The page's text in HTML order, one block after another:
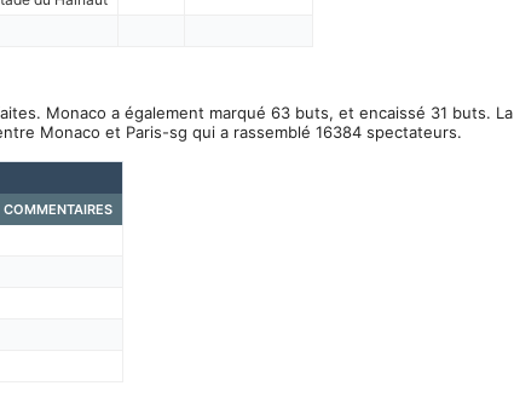
Monaco a également marqué 63 buts, et encaissé 31 buts. La
Monaco et Paris-sg qui a rassemblé 16384 spectateurs.
COMMENTAIRES